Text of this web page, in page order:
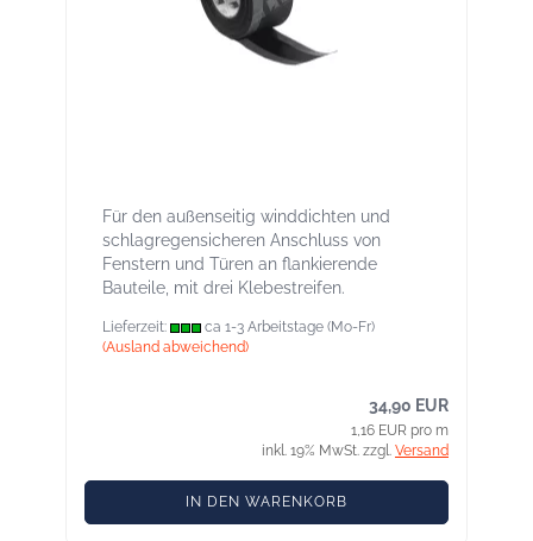
Für den außenseitig winddichten und
schlagregensicheren Anschluss von
Fenstern und Türen an flankierende
Bauteile, mit drei Klebestreifen.
Lieferzeit:
ca 1-3 Arbeitstage (Mo-Fr)
(Ausland abweichend)
34,90 EUR
1,16 EUR pro m
inkl. 19% MwSt. zzgl. Versand
IN DEN WARENKORB